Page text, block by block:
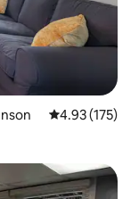
Calificación
4.93 (175)